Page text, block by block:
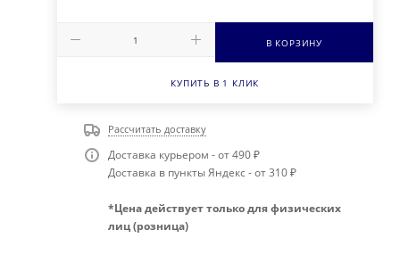
В КОРЗИНУ
КУПИТЬ В 1 КЛИК
Рассчитать доставку
Доставка курьером - от 490 ₽
Доставка в пункты Яндекс - от 310 ₽
*Цена действует только для физических
лиц (розница)